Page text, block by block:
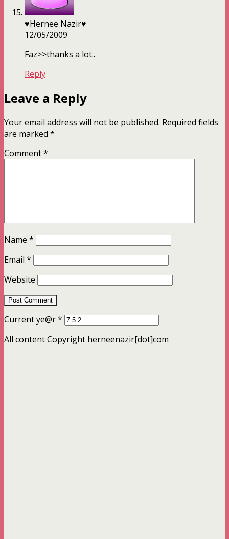
♥Hernee Nazir♥
12/05/2009
Faz>>thanks a lot..
Reply
Leave a Reply
Your email address will not be published. Required fields
are marked *
Comment*
Name *
Email *
Website
Current ye@r*
All content Copyright herneenazir[dot]com